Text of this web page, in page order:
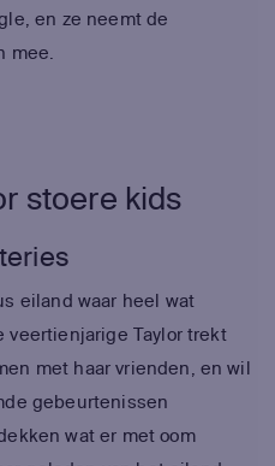
en ze neemt de
mee.
stoere kids
eiland waar heel wat
veertienjarige Taylor trekt
met haar vrienden, en wil
gebeurtenissen
wat er met oom